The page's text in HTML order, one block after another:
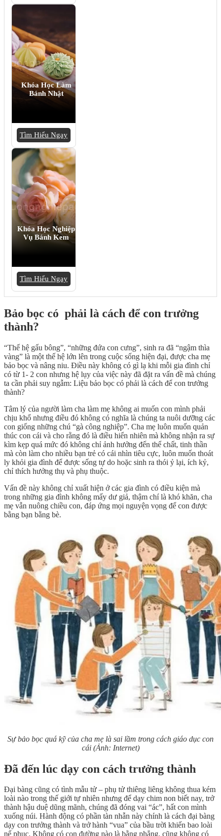
Khóa Học Làm
Bánh Nhật
Tìm Hiểu Ngay
Khóa Học Nghiệp
Vụ Bánh Kem
Tìm Hiểu Ngay
Bảo bọc có phải là cách để con trưởng
thành?
“Thế hệ gấu bông”, “những đứa con cưng”, sinh ra đã “ngậm thìa
vàng” là một thế hệ lớn lên trong cuộc sống hiện đại, được cha mẹ
bảo bọc và nâng niu. Điều này không có gì lạ khi mỗi gia đình chỉ
có từ 1- 2 con nhưng hệ lụy của việc này đã đặt ra vấn đề mà chúng
ta cần phải suy ngẫm: Liệu bảo bọc có phải là cách để con trưởng
thành?
Tâm lý của người làm cha làm mẹ không ai muốn con mình phải
chịu khổ nhưng điều đó không có nghĩa là chúng ta nuôi dưỡng các
con giống những chú “gà công nghiệp”. Cha mẹ luôn muốn quản
thúc con cái và cho rằng đó là điều hiển nhiên mà không nhận ra sự
kìm kẹp quá mức đó không chỉ ảnh hưởng đến thể chất, tinh thần
mà còn làm cho nhiều bạn trẻ có cái nhìn tiêu cực, luôn muốn thoát
ly khỏi gia đình để được sống tự do hoặc sinh ra thói ỷ lại, ích kỷ,
chỉ thích hưởng thụ và phụ thuộc.
Vấn đề này không chỉ xuất hiện ở các gia đình có điều kiện mà
trong những gia đình không mấy dư giả, thậm chí là khó khăn, cha
mẹ vẫn nuông chiều con, đáp ứng mọi nguyện vọng để con được
bằng bạn bằng bè.
Sự bảo bọc quá kỹ của cha mẹ là sai lầm trong cách giáo dục con
cái (Ảnh: Internet)
Đã đến lúc dạy con cách trưởng thành
Đại bàng cũng có tình mẫu tử – phụ tử thiêng liêng không thua kém
loài nào trong thế giới tự nhiên nhưng để dạy chim non biết nay, trở
thành hậu duệ dũng mãnh, chúng đã đóng vai “ác”, hất con mình
xuống núi. Hành động có phần tàn nhẫn này chính là cách đại bàng
dạy con trưởng thành và trở hành “vua” của bầu trời khiến bao loài
nể phục. Không có con đường nào là bằng phẳng, cũng không có